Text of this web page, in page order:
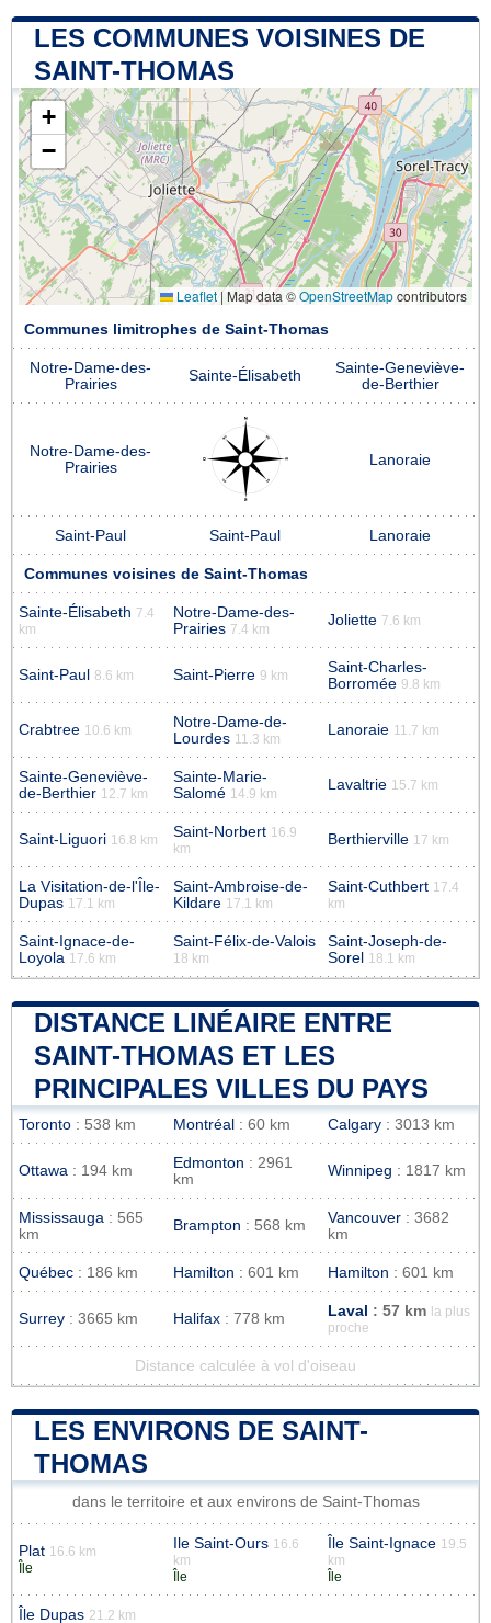
LES COMMUNES VOISINES DE
SAINT-THOMAS
+
−
Leaflet | Map data ©OpenStreetMapcontributors
Communes limitrophes de Saint-Thomas
Notre-Dame-des-
Prairies
Sainte-Élisabeth
Sainte-Geneviève-
de-Berthier
Notre-Dame-des-
Prairies
Lanoraie
Saint-Paul Saint-Paul Lanoraie
Communes voisines de Saint-Thomas
Sainte-Élisabeth 7.4
km
Notre-Dame-des-
Prairies 7.4 km
Joliette 7.6 km
Saint-Paul 8.6 km Saint-Pierre 9 km
Saint-Charles-
Borromée 9.8 km
Crabtree 10.6 km
Notre-Dame-de-
Lourdes 11.3 km
Lanoraie 11.7 km
Sainte-Geneviève-
de-Berthier 12.7 km
Sainte-Marie-
Salomé 14.9 km
Lavaltrie 15.7 km
Saint-Liguori 16.8 km Saint-Norbert 16.9
km
Berthierville 17 km
La Visitation-de-l'Île-
Dupas 17.1 km
Saint-Ambroise-de-
Kildare 17.1 km
Saint-Cuthbert 17.4
km
Saint-Ignace-de-
Loyola 17.6 km
Saint-Félix-de-Valois
18 km
Saint-Joseph-de-
Sorel 18.1 km
DISTANCE LINÉAIRE ENTRE
SAINT-THOMAS ET LES
PRINCIPALES VILLES DU PAYS
Toronto : 538 km Montréal : 60 km Calgary : 3013 km
Ottawa : 194 km Edmonton : 2961
km
Winnipeg : 1817 km
Mississauga : 565
km
Brampton : 568 km Vancouver : 3682
km
Québec : 186 km Hamilton : 601 km Hamilton : 601 km
Surrey : 3665 km Halifax : 778 km Laval : 57 km
la plus
proche
Distance calculée à vol d'oiseau
LES ENVIRONS DE SAINT-
THOMAS
dans le territoire et aux environs de Saint-Thomas
Plat 16.6 km
Île
Ile Saint-Ours 16.6
km
Île
Île Saint-Ignace 19.5
km
Île
Île Dupas 21.2 km